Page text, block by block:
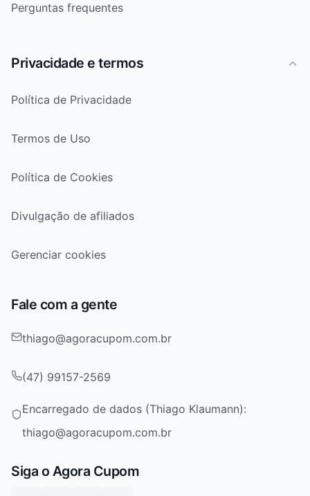
Perguntas frequentes
Privacidade e termos
Política de Privacidade
Termos de Uso
Política de Cookies
Divulgação de afiliados
Gerenciar cookies
Fale com a gente
thiago@agoracupom.com.br
(47) 99157-2569
Encarregado de dados (Thiago Klaumann):
thiago@agoracupom.com.br
Siga o Agora Cupom